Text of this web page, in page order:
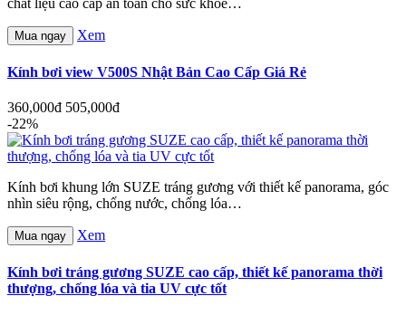
Mua ngay Xem
Kính bơi view V500S Nhật Bản Cao Cấp Giá Rẻ
360,000đ 505,000đ
-22%
Kính bơi khung lớn SUZE tráng gương với thiết kế panorama, góc
nhìn siêu rộng, chống nước, chống lóa…
Mua ngay Xem
Kính bơi tráng gương SUZE cao cấp, thiết kế panorama thời
thượng, chống lóa và tia UV cực tốt